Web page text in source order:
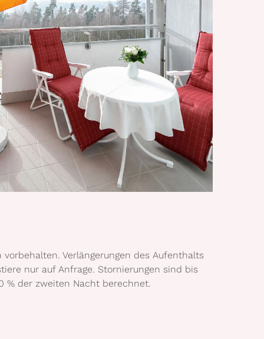
Verlängerungen des Aufenthalts
nur auf Anfrage. Stornierungen sind bis
% der zweiten Nacht berechnet.